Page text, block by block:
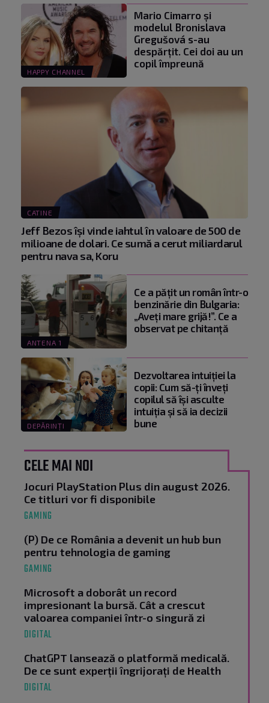
HAPPY CHANNEL
Mario Cimarro și
modelul Bronislava
Gregušová s-au
despărțit. Cei doi au un
copil împreună
CATINE
Jeff Bezos își vinde iahtul în valoare de 500 de
milioane de dolari. Ce sumă a cerut miliardarul
pentru nava sa, Koru
ANTENA 1
Ce a pățit un român într-o
benzinărie din Bulgaria:
„Aveți mare grijă!”. Ce a
observat pe chitanță
DEPĂRINȚI
Dezvoltarea intuiției la
copii: Cum să-ți înveți
copilul să își asculte
intuiția și să ia decizii
bune
CELE MAI NOI
Jocuri PlayStation Plus din august 2026.
Ce titluri vor fi disponibile
GAMING
(P) De ce România a devenit un hub bun
pentru tehnologia de gaming
GAMING
Microsoft a doborât un record
impresionant la bursă. Cât a crescut
valoarea companiei într-o singură zi
DIGITAL
ChatGPT lansează o platformă medicală.
De ce sunt experții îngrijorați de Health
DIGITAL